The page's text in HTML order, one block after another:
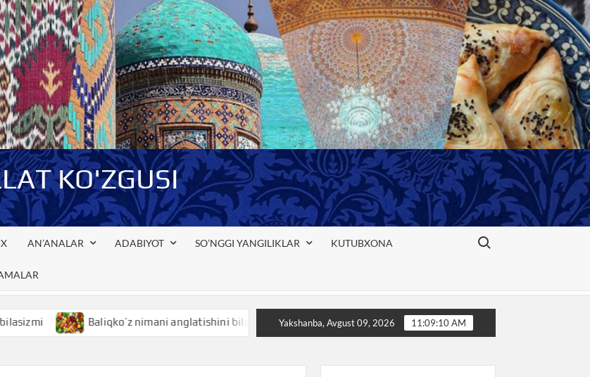
KO'ZGUSI
AN’ANALAR ADABIYOT SO’NGGI YANGILIKLAR KUTUBXONA
Search for:
Baliqko’z nimani anglatishini bilasizmi Baliq nimani anglatishini bilasizmi
Yakshanba, Avgust 09, 2026 11:09:11 AM